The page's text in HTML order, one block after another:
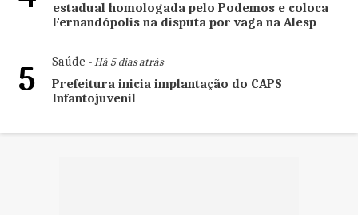
estadual homologada pelo Podemos e coloca
Fernandópolis na disputa por vaga na Alesp
5 Saúde - Há 5 dias atrás
Prefeitura inicia implantação do CAPS
Infantojuvenil